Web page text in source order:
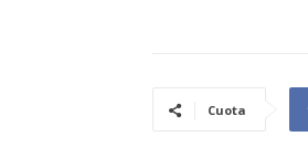
Cuota